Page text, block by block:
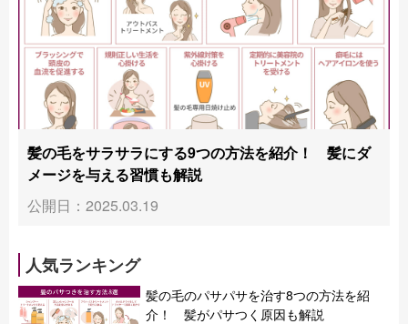
髪の毛をサラサラにする9つの方法を紹介！ 髪にダ
メージを与える習慣も解説
公開日：2025.03.19
人気ランキング
髪の毛のパサパサを治す8つの方法を紹
介！ 髪がパサつく原因も解説